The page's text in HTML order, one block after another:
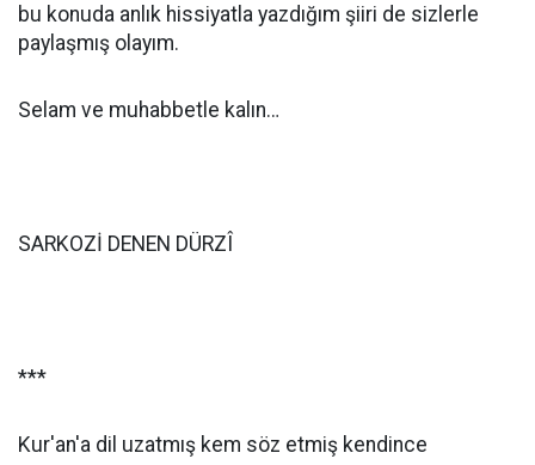
bu konuda anlık hissiyatla yazdığım şiiri de sizlerle
paylaşmış olayım.
Selam ve muhabbetle kalın…
SARKOZİ DENEN DÜRZÎ
***
Kur'an'a dil uzatmış kem söz etmiş kendince